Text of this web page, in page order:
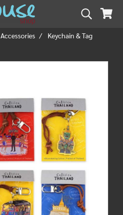
Accessories
Keychain & Tag